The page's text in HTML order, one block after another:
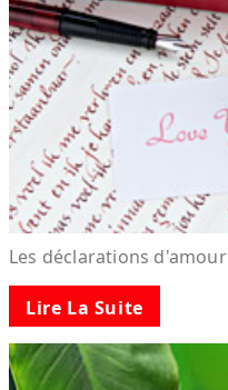
Les déclarations d'amour
Lire La Suite